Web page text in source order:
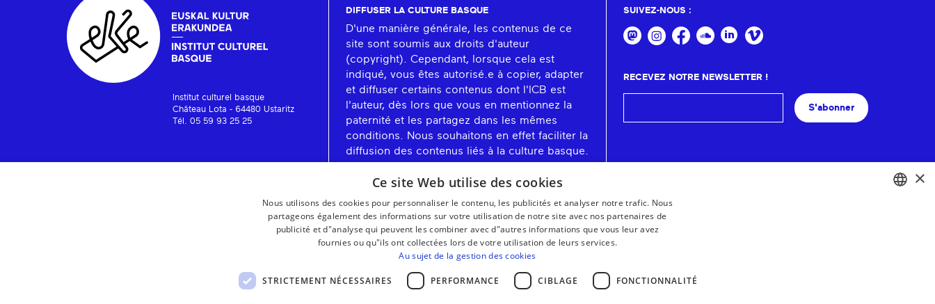
Institut culturel basque
Château Lota - 64480 Ustaritz
Tél. 05 59 93 25 25
DIFFUSER LA CULTURE BASQUE
D'une manière générale, les contenus de ce
site sont soumis aux droits d'auteur
(copyright). Cependant, lorsque cela est
indiqué, vous êtes autorisé.e à copier, adapter
et diffuser certains contenus dont l'ICB est
l'auteur, dès lors que vous en mentionnez la
paternité et les partagez dans les mêmes
conditions. Nous souhaitons en effet faciliter la
diffusion des contenus liés à la culture basque.
SUIVEZ-NOUS :
RECEVEZ NOTRE NEWSLETTER !
S'abonner
×
Ce site Web utilise des cookies
Nous utilisons des cookies pour personnaliser le contenu, les publicités et analyser notre trafic. Nous
partageons également des informations sur votre utilisation de notre site avec nos partenaires de
publicité et d"analyse qui peuvent les combiner avec d"autres informations que vous leur avez
fournies ou qu"ils ont collectées lors de votre utilisation de leurs services.
Au sujet de la gestion des cookies
STRICTEMENT NÉCESSAIRES PERFORMANCE CIBLAGE FONCTIONNALITÉ